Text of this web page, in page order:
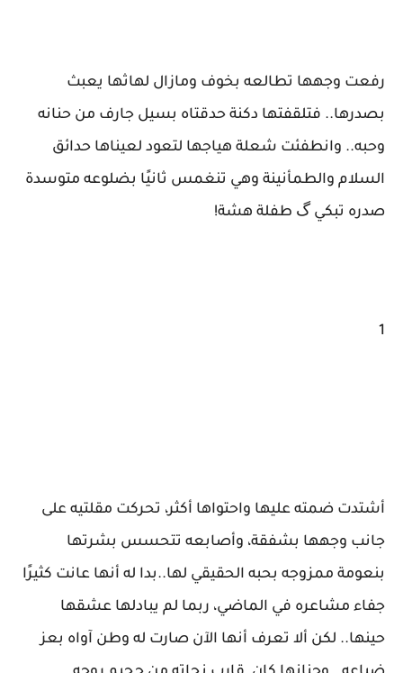
رفعت وجهها تطالعه بخوف ومازال لهاثها يعبث
بصدرها.. فتلقفتها دكنة حدقتاه بسيل جارف من حنانه
وحبه.. وانطفئت شعلة هياجها لتعود لعيناها حدائق
السلام والطمأنينة وهي تنغمس ثانيًا بضلوعه متوسدة
صدره تبكي گ طفلة هشة!
1
أشتدت ضمته عليها واحتواها أكثر، تحركت مقلتيه على
جانب وجهها بشفقة، وأصابعه تتحسس بشرتها
بنعومة ممزوجه بحبه الحقيقي لها..بدا له أنها عانت كثيرًا
جفاء مشاعره في الماضي، ربما لم يبادلها عشقها
حينها.. لكن ألا تعرف أنها الآن صارت له وطن آواه بعز